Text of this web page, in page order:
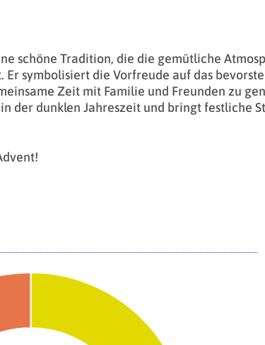
schöne Tradition, die die gemütliche
symbolisiert die Vorfreude auf das
Zeit mit Familie und Freunden zu
der dunklen Jahreszeit und bringt festliche